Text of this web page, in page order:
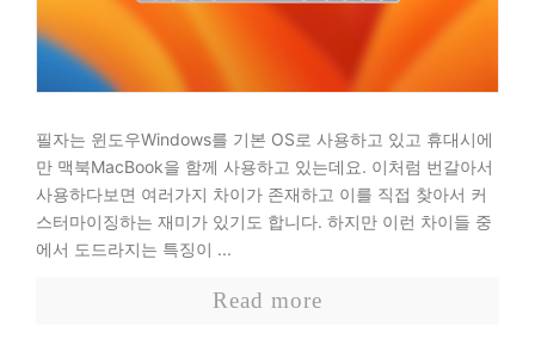
필자는 윈도우Windows를 기본 OS로 사용하고 있고 휴대시에
만 맥북MacBook을 함께 사용하고 있는데요. 이처럼 번갈아서
사용하다보면 여러가지 차이가 존재하고 이를 직접 찾아서 커
스터마이징하는 재미가 있기도 합니다. 하지만 이런 차이들 중
에서 도드라지는 특징이 ...
Read more